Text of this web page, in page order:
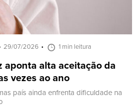
29/07/2026 1 min leitura
aponta alta aceitação da
vezes ao ano
país ainda enfrenta dificuldade na